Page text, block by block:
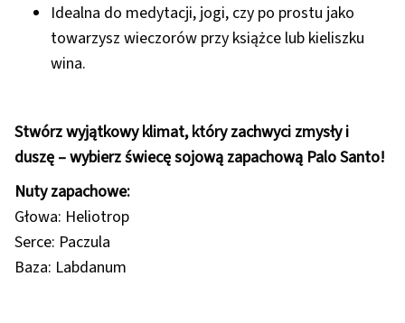
Idealna do medytacji, jogi, czy po prostu jako
towarzysz wieczorów przy książce lub kieliszku
wina.
Stwórz wyjątkowy klimat, który zachwyci zmysły i
duszę – wybierz świecę sojową zapachową Palo Santo!
Nuty zapachowe:
Głowa: Heliotrop
Serce: Paczula
Baza: Labdanum